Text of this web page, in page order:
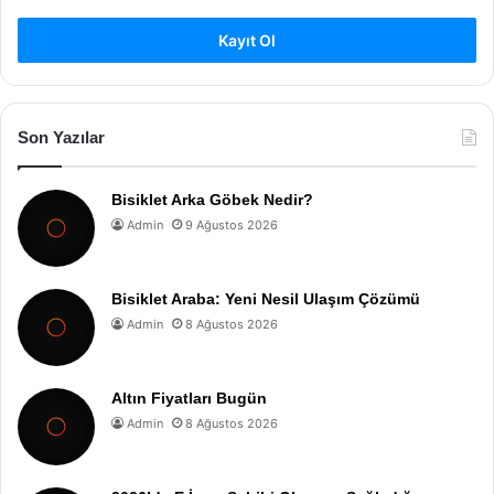
Kayıt Ol
Son Yazılar
Bisiklet Arka Göbek Nedir?
Admin 9 Ağustos 2026
Bisiklet Araba: Yeni Nesil Ulaşım Çözümü
Admin 8 Ağustos 2026
Altın Fiyatları Bugün
Admin 8 Ağustos 2026